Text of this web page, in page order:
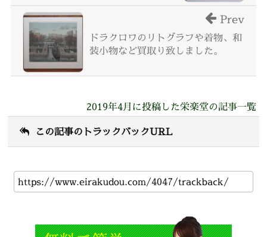
ドラクロワのリトグラフや着物、和
装小物など買取り致しました。
Prev
2019年4月に投稿した栄楽堂の記事一覧
この記事のトラックバックURL